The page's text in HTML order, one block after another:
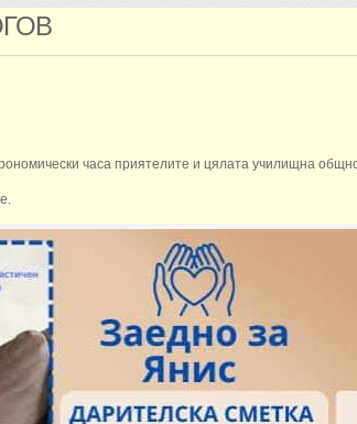
часа приятелите и цялата училищна